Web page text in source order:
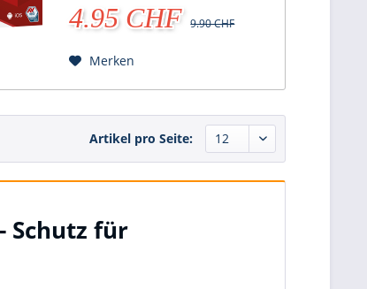
4.95 CHF 9.90 CHF
Merken
Artikel pro Seite:
Schutz für